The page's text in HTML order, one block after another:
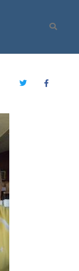
Site
TwitterFacebook